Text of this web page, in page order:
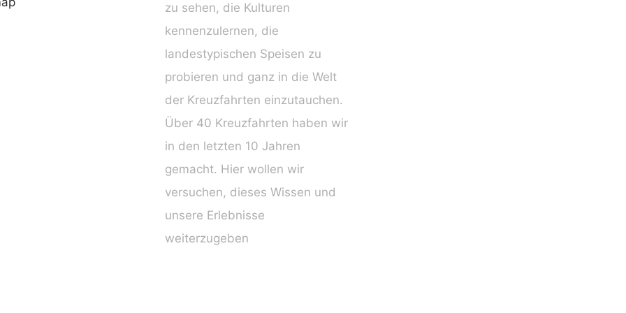
zu sehen, die Kulturen
kennenzulernen, die
landestypischen Speisen zu
probieren und ganz in die Welt
der Kreuzfahrten einzutauchen.
Über 40 Kreuzfahrten haben wir
in den letzten 10 Jahren
gemacht. Hier wollen wir
versuchen, dieses Wissen und
unsere Erlebnisse
weiterzugeben